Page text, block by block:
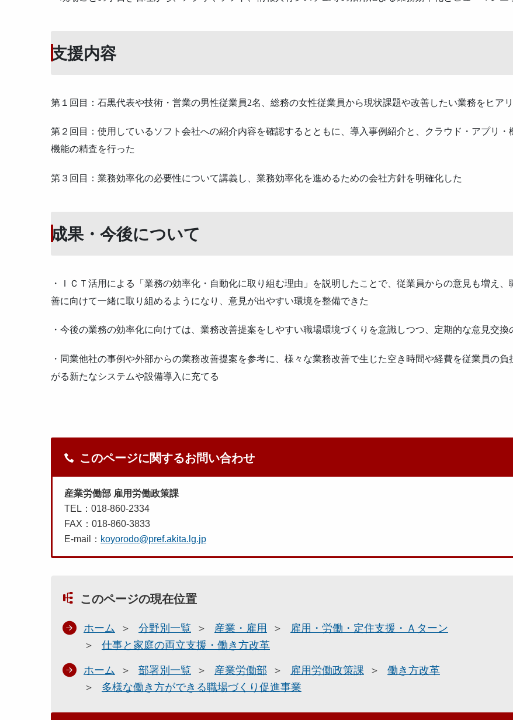
支援内容
第１回目：石黒代表や技術・営業の男性従業員2名、総務の女性従業員から現状課題や改善したい業務をヒア
第２回目：使用しているソフト会社への紹介内容を確認するとともに、導入事例紹介と、クラウド・アプリ・
機能の精査を行った
第３回目：業務効率化の必要性について講義し、業務効率化を進めるための会社方針を明確化した
成果・今後について
・ＩＣＴ活用による「業務の効率化・自動化に取り組む理由」を説明したことで、従業員からの意見も増え、
善に向けて一緒に取り組めるようになり、意見が出やすい環境を整備できた
・今後の業務の効率化に向けては、業務改善提案をしやすい職場環境づくりを意識しつつ、定期的な意見交換
・同業他社の事例や外部からの業務改善提案を参考に、様々な業務改善で生じた空き時間や経費を従業員の負
がる新たなシステムや設備導入に充てる
このページに関するお問い合わせ
産業労働部 雇用労働政策課
TEL：018-860-2334
FAX：018-860-3833
E-mail： koyorodo@pref.akita.lg.jp
このページの現在位置
ホーム 分野別一覧 産業・雇用
雇用・労働・定住支援・Ａターン
仕事と家庭の両立支援・働き方改革
ホーム 部署別一覧 産業労働部 雇用労働政策課
働き方改革
多様な働き方ができる職場づくり促進事業